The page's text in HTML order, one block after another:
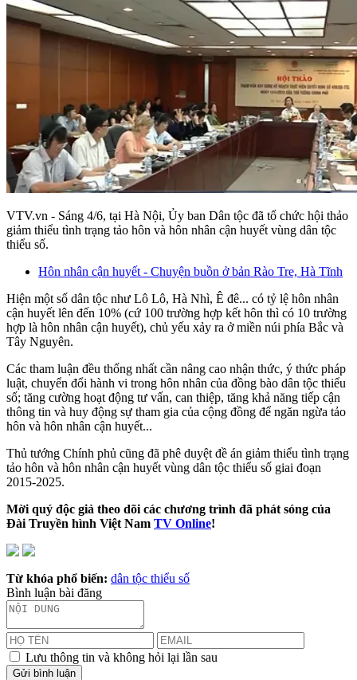
VTV.vn - Sáng 4/6, tại Hà Nội, Ủy ban Dân tộc đã tổ chức hội thảo
giảm thiểu tình trạng tảo hôn và hôn nhân cận huyết vùng dân tộc
thiểu số.
Hôn nhân cận huyết - Chuyện buồn ở bản Rào Tre, Hà Tĩnh
Hiện một số dân tộc như Lô Lô, Hà Nhì, Ê đê... có tỷ lệ hôn nhân
cận huyết lên đến 10% (cứ 100 trường hợp kết hôn thì có 10 trường
hợp là hôn nhân cận huyết), chủ yếu xảy ra ở miền núi phía Bắc và
Tây Nguyên.
Các tham luận đều thống nhất cần nâng cao nhận thức, ý thức pháp
luật, chuyển đổi hành vi trong hôn nhân của đồng bào dân tộc thiểu
số; tăng cường hoạt động tư vấn, can thiệp, tăng khả năng tiếp cận
thông tin và huy động sự tham gia của cộng đồng để ngăn ngừa tảo
hôn và hôn nhân cận huyết...
Thủ tướng Chính phủ cũng đã phê duyệt đề án giảm thiểu tình trạng
tảo hôn và hôn nhân cận huyết vùng dân tộc thiểu số giai đoạn
2015-2025.
Mời quý độc giả theo dõi các chương trình đã phát sóng của
Đài Truyền hình Việt Nam TV Online!
Từ khóa phổ biến: dân tộc thiểu số
Bình luận bài đăng
Lưu thông tin và không hỏi lại lần sau
Gửi bình luận